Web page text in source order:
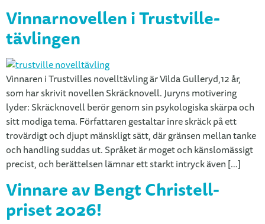
Vinnarnovellen i Trustville-
tävlingen
Vinnaren i Trustvilles novelltävling är Vilda Gulleryd,12 år,
som har skrivit novellen Skräcknovell. Juryns motivering
lyder: Skräcknovell berör genom sin psykologiska skärpa och
sitt modiga tema. Författaren gestaltar inre skräck på ett
trovärdigt och djupt mänskligt sätt, där gränsen mellan tanke
och handling suddas ut. Språket är moget och känslomässigt
precist, och berättelsen lämnar ett starkt intryck även […]
Vinnare av Bengt Christell-
priset 2026!